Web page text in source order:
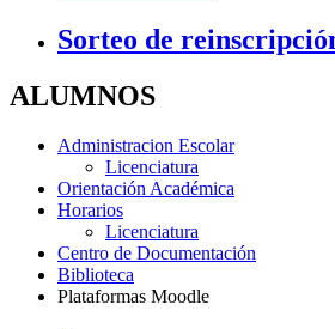
Sorteo de
ALUMNOS
Administracion Escolar
Licenciatura
Orientación Académica
Horarios
Licenciatura
Centro de Documentación
Biblioteca
Plataformas Moodle